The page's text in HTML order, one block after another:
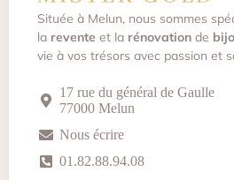
Située à Melun, nous sommes
la revente et la rénovation de
vie à vos trésors avec passion et
17 rue du général de Gaulle
77000 Melun
Nous écrire
01.82.88.94.08